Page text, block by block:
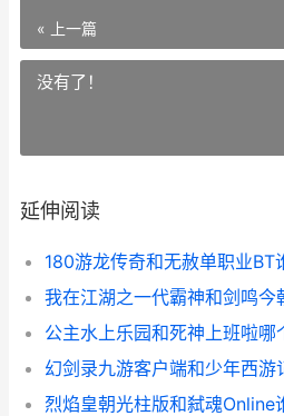
« 上一篇
没有了！
延伸阅读